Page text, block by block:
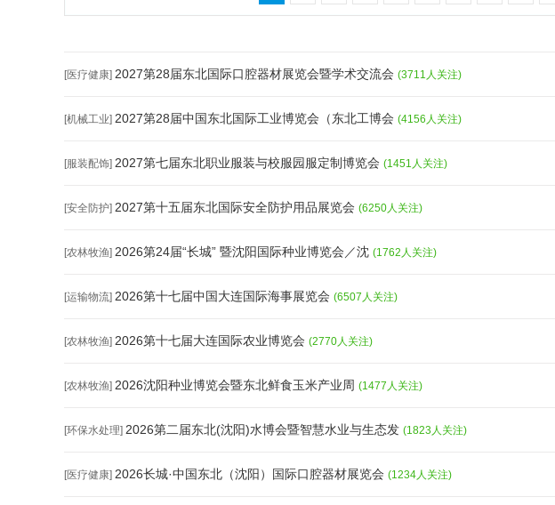
[医疗健康] 2027第28届东北国际口腔器材展览会暨学术交流会 (3711人关注)
[机械工业] 2027第28届中国东北国际工业博览会（东北工博会 (4156人关注)
[服装配饰] 2027第七届东北职业服装与校服园服定制博览会 (1451人关注)
[安全防护] 2027第十五届东北国际安全防护用品展览会 (6250人关注)
[农林牧渔] 2026第24届“长城” 暨沈阳国际种业博览会／沈 (1762人关注)
[运输物流] 2026第十七届中国大连国际海事展览会 (6507人关注)
[农林牧渔] 2026第十七届大连国际农业博览会 (2770人关注)
[农林牧渔] 2026沈阳种业博览会暨东北鲜食玉米产业周 (1477人关注)
[环保水处理] 2026第二届东北(沈阳)水博会暨智慧水业与生态发 (1823人关注)
[医疗健康] 2026长城·中国东北（沈阳）国际口腔器材展览会 (1234人关注)